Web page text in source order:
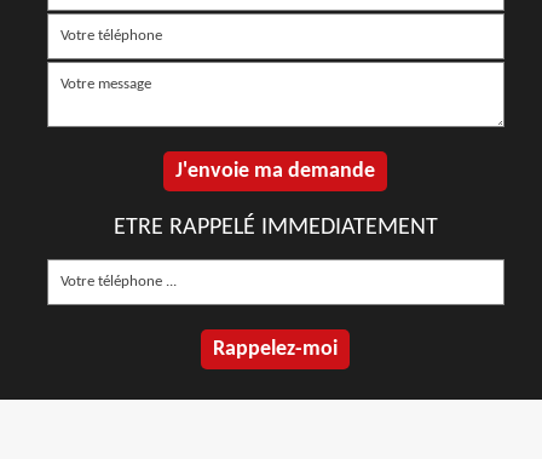
ETRE RAPPELÉ IMMEDIATEMENT